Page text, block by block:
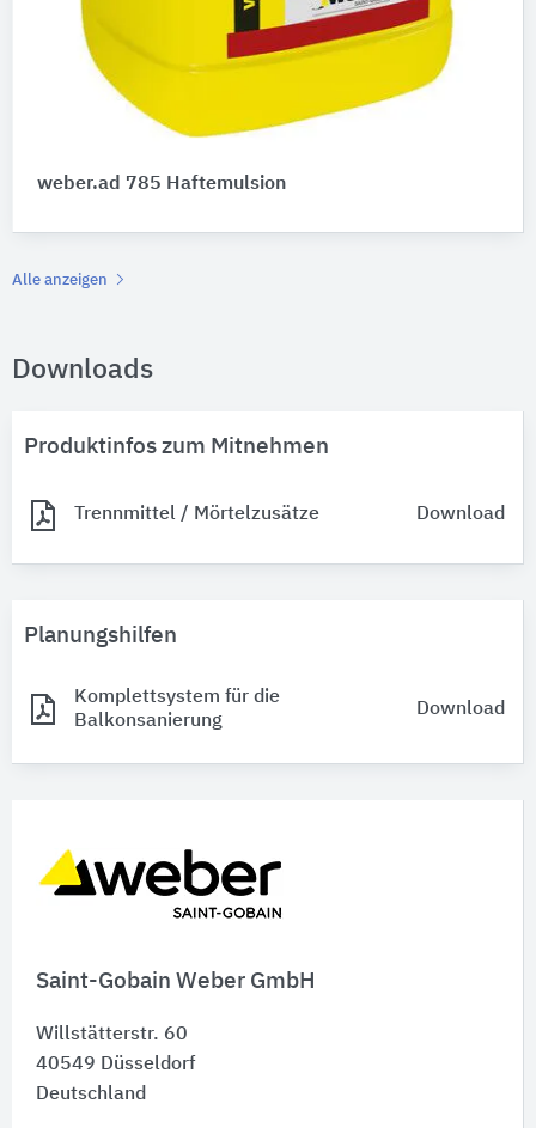
Saint-Gobain Weber GmbH
Willstätterstr. 60
40549 Düsseldorf
Deutschland
weber.ad 785 Haftemulsion
Alle anzeigen
Downloads
Produktinfos zum Mitnehmen
Trennmittel / Mörtelzusätze Download
Planungshilfen
Komplettsystem für die
Balkonsanierung
Download